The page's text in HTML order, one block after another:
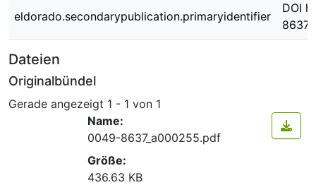
eldorado.secondarypublication.primaryidentifier
DOI
Dateien
Originalbündel
Gerade angezeigt 1 - 1 von 1
Name:
0049-8637_a000255.pdf
Größe:
436.63 KB